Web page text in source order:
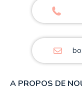
A PROPOS DE